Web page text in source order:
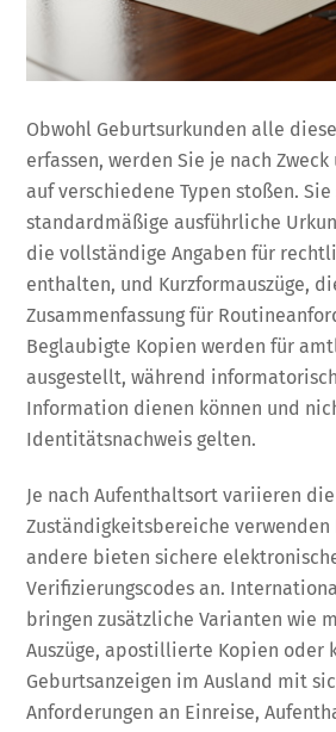
Obwohl Geburtsurkunden alle
erfassen, werden Sie je nach
auf verschiedene Typen stoßen. Sie
standardmäßige ausführliche
die vollständige Angaben für
enthalten, und Kurzformauszüge,
Zusammenfassung für
Beglaubigte Kopien werden für
ausgestellt, während
Information dienen können und
Identitätsnachweis gelten.
Je nach Aufenthaltsort variieren
Zuständigkeitsbereiche
andere bieten sichere
Verifizierungscodes an.
bringen zusätzliche Varianten wie
Auszüge, apostillierte Kopien oder
Geburtsanzeigen im Ausland mit
Anforderungen an Einreise,